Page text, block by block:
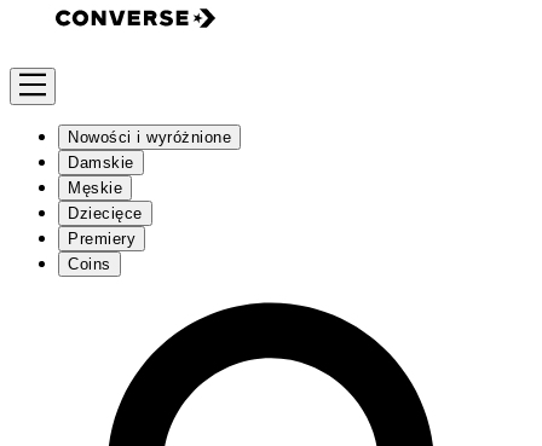
Nowości i wyróżnione
Damskie
Męskie
Dziecięce
Premiery
Coins